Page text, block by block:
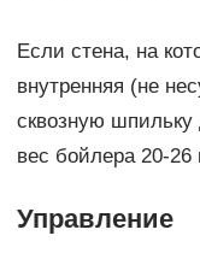
Если стена, на
внутренняя (не
сквозную шпильку
вес бойлера 20-26
Управление